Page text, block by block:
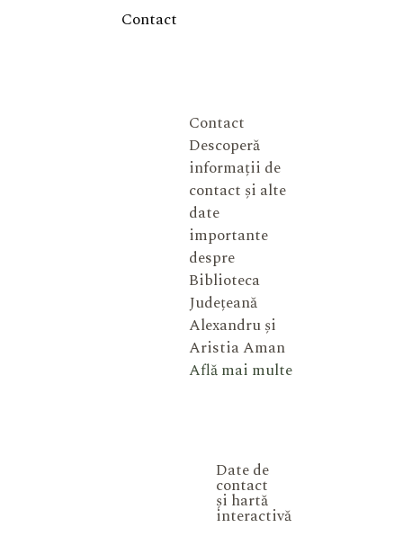
Contact
Contact
Descoperă
informații de
contact și alte
date
importante
despre
Biblioteca
Județeană
Alexandru și
Aristia Aman
Află mai multe
Date de
contact
și hartă
interactivă